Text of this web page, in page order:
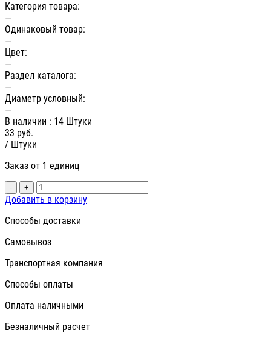
Категория товара:
—
Одинаковый товар:
—
Цвет:
—
Раздел каталога:
—
Диаметр условный:
—
В наличии : 14 Штуки
33 руб.
/ Штуки
Заказ от 1 единиц
- +
Добавить в корзину
Способы доставки
Самовывоз
Транспортная компания
Способы оплаты
Оплата наличными
Безналичный расчет